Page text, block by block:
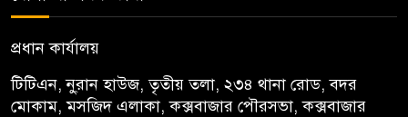
প্রধান কার্যালয়
টিটিএন, নু্রান হাউজ, তৃতীয় তলা, ২৩৪ থানা রোড, বদর
মোকাম, মসজিদ এলাকা, কক্সবাজার পৌরসভা, কক্সবাজার